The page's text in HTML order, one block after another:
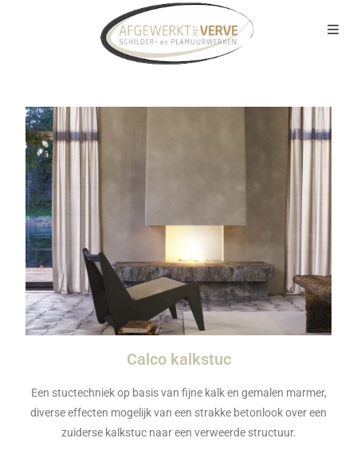
Calco kalkstuc
Een stuctechniek op basis van fijne kalk en gemalen marmer,
diverse effecten mogelijk van een strakke betonlook over een
zuiderse kalkstuc naar een verweerde structuur.